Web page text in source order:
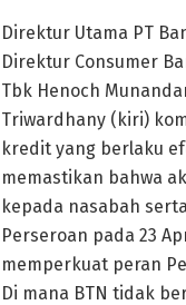
Direktur Utama PT
Direktur Consumer
Tbk Henoch
Triwardhany (kiri)
kredit yang berlaku
memastikan bahwa
kepada nasabah
Perseroan pada 23
memperkuat peran
Di mana BTN tidak